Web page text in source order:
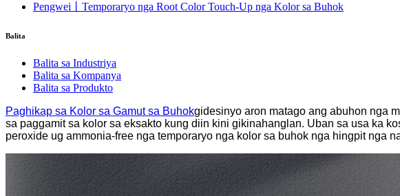
Pengwei丨Temporaryo nga Root Color Touch-Up nga Kolor sa Buhok
Balita
Balita sa Industriya
Balita sa Kompanya
Balita sa Produkto
Paghikap sa Kolor sa Gamut sa Buhokgidesinyo aron matago ang abuhon nga
sa paggamit sa kolor sa eksakto kung diin kini gikinahanglan. Uban sa usa ka
peroxide ug ammonia-free nga temporaryo nga kolor sa buhok nga hingpit nga